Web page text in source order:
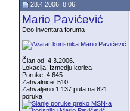
28.4.2006, 8:06
Mario Pavićević
Deo inventara foruma
Član od: 4.3.2006.
Lokacija: Izmedju korica
Poruke: 4.645
Zahvalnice: 510
Zahvaljeno 1.137 puta na 821
poruka